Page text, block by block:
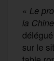
« Le
la Chine
sur le